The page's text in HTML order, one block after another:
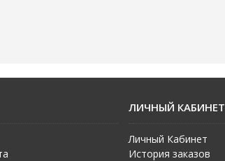
ЛИЧНЫЙ КАБИНЕТ
Личный Кабинет
История заказов